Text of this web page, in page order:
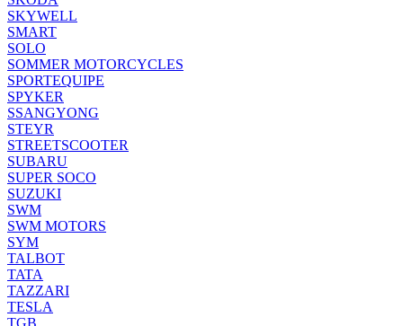
SKYWELL
SMART
SOLO
SOMMER MOTORCYCLES
SPORTEQUIPE
SPYKER
SSANGYONG
STEYR
STREETSCOOTER
SUBARU
SUPER SOCO
SUZUKI
SWM
SWM MOTORS
SYM
TALBOT
TATA
TAZZARI
TESLA
TGB